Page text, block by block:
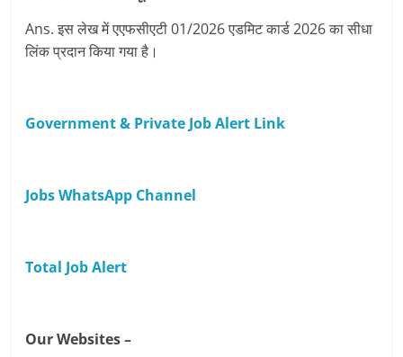
Ans. इस लेख में एएफसीएटी 01/2026 एडमिट कार्ड 2026 का सीधा
लिंक प्रदान किया गया है।
Government & Private Job Alert Link
Jobs WhatsApp Channel
Total Job Alert
Our Websites –